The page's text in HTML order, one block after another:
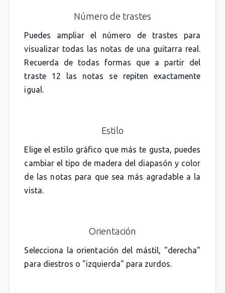
Número de trastes
Puedes ampliar el número de trastes para
visualizar todas las notas de una guitarra real.
Recuerda de todas formas que a partir del
traste 12 las notas se repiten exactamente
igual.
Estilo
Elige el estilo gráfico que más te gusta, puedes
cambiar el tipo de madera del diapasón y color
de las notas para que sea más agradable a la
vista.
Orientación
Selecciona la orientación del mástil, "derecha"
para diestros o "izquierda" para zurdos.